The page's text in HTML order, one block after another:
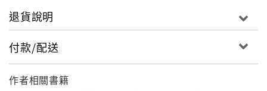
除了實用技巧，書中對於口交主題，力求面面俱到，含
現口交的面面觀。並由漫畫家蔡虫繪製生動的插圖，讓
讀者一目了然，操演容易。
或許有人只懂得一招半式行走江湖，所以希望突破；有
退貨說明
付款/配送
作者相關書籍